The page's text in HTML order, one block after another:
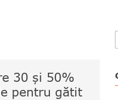
30 și 50%
pentru gătit